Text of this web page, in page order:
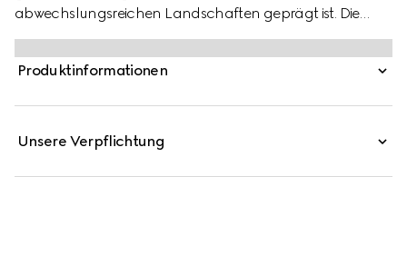
abwechslungsreichen Landschaften geprägt ist. Die
vielseitige und zeitlose Farbpalette bringt Alltagsoutfits
perfekt zur Geltung. Dieses übergroße Poloshirt aus
extrafeiner Wolle wird von einer GG Stickerei komplettiert.
Produktinformationen
Unsere Verpflichtung